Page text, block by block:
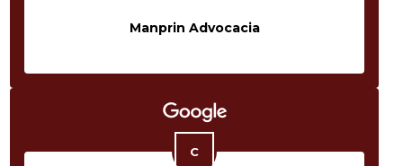
Manprin Advocacia